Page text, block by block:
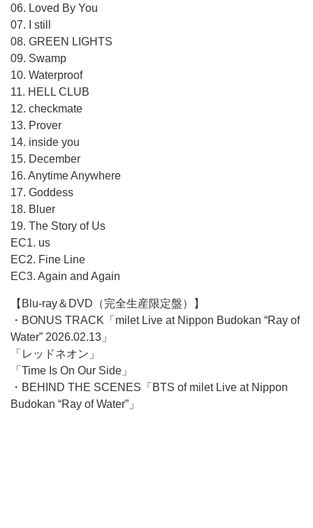
06. Loved By You
07. I still
08. GREEN LIGHTS
09. Swamp
10. Waterproof
11. HELL CLUB
12. checkmate
13. Prover
14. inside you
15. December
16. Anytime Anywhere
17. Goddess
18. Bluer
19. The Story of Us
EC1. us
EC2. Fine Line
EC3. Again and Again
【Blu-ray＆DVD（完全生産限定盤）】
・BONUS TRACK「milet Live at Nippon Budokan “Ray of
Water” 2026.02.13」
「レッドネオン」
「Time Is On Our Side」
・BEHIND THE SCENES「BTS of milet Live at Nippon
Budokan “Ray of Water”」